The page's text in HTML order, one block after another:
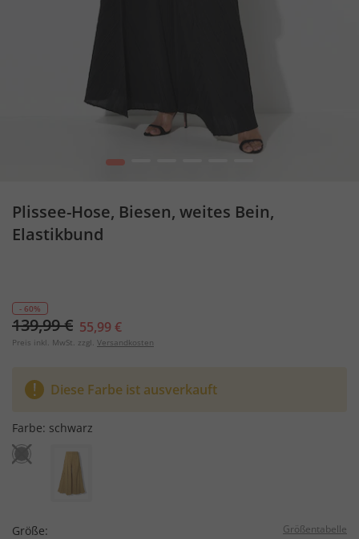
1
Plissee-Hose, Biesen, weites Bein,
Elastikbund
- 60%
139,99 € 55,99 €
Preis inkl. MwSt. zzgl. Versandkosten
Diese Farbe ist ausverkauft
Farbe: schwarz
Größe: Größentabelle